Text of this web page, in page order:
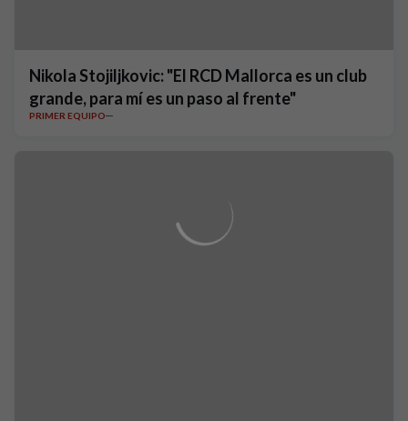
Nikola Stojiljkovic: "El RCD Mallorca es un club
grande, para mí es un paso al frente"
PRIMER EQUIPO